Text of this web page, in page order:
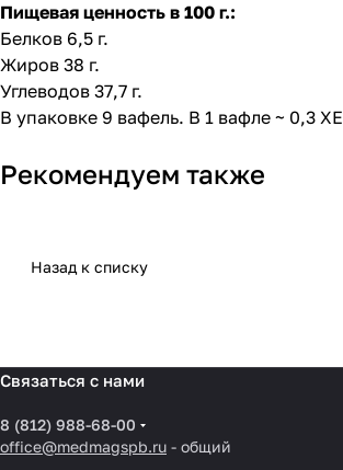
Пищевая ценность в 100 г.:
Белков 6,5 г.
Жиров 38 г.
Углеводов 37,7 г.
В упаковке 9 вафель. В 1 вафле ~ 0,3 ХЕ
Рекомендуем также
Назад к списку
Связаться с нами
8 (812) 988-68-00
office@medmagspb.ru - общий